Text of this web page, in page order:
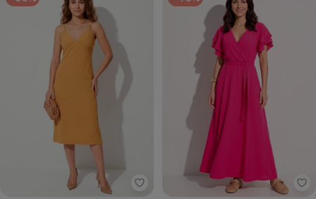
Quintess - Vestido (Caramelo)